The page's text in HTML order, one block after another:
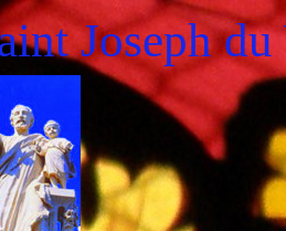
Joseph du